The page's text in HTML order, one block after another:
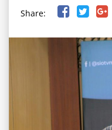
Share: